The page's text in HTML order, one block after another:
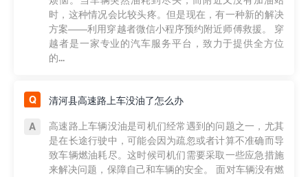
时，这种情况会比较头疼。但是现在，有一种新的解决
方案——利用穿越者微信小程序预约附近师傅救援。 穿
越者是一家专业的汽车服务平台，致力于提供全方位
的...
清河县高速路上车没油了怎么办
高速路上车辆没油是司机们经常遇到的问题之一，尤其
是在长途行驶中，可能会因为疏忽或者计算不准确而导
致车辆燃油耗尽。这时候司机们需要采取一些应急措施
来解决问题，保障自己和车辆的安全。 面对车辆没有燃